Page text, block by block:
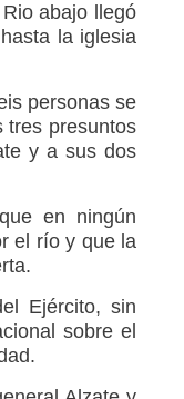
abajo llegó
la iglesia
personas se
tres presuntos
y a sus dos
en ningún
el río y que la
Ejército, sin
sobre el